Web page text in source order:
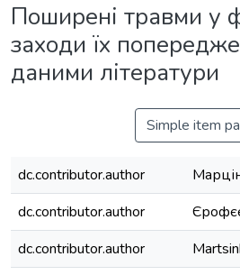
Поширені травми у
заходи їх
даними літератури
Simple item
dc.contributor.author
dc.contributor.author
dc.contributor.author